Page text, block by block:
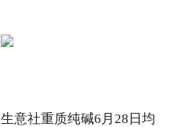
生意社重质纯碱6月28日均